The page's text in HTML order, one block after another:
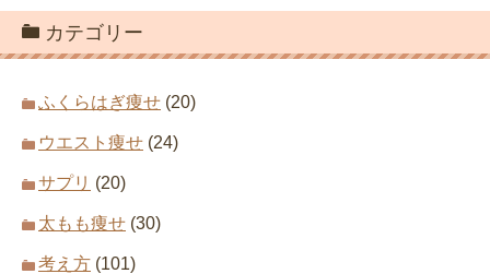
カテゴリー
ふくらはぎ痩せ (20)
ウエスト痩せ (24)
サプリ (20)
太もも痩せ (30)
考え方 (101)